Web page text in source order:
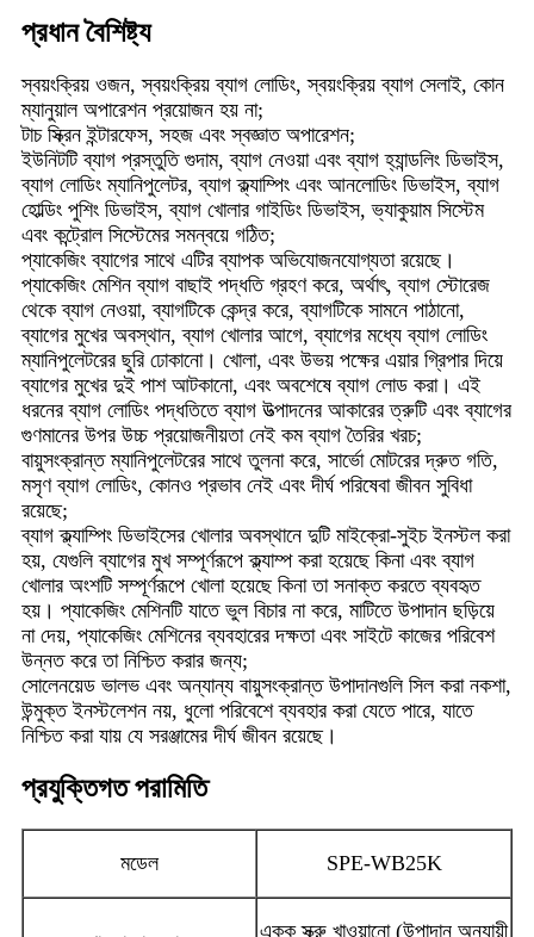
প্রধান বৈশিষ্ট্য
স্বয়ংক্রিয় ওজন, স্বয়ংক্রিয় ব্যাগ লোডিং, স্বয়ংক্রিয় ব্যাগ সেলাই, কোন
ম্যানুয়াল অপারেশন প্রয়োজন হয় না;
টাচ স্ক্রিন ইন্টারফেস, সহজ এবং স্বজ্ঞাত অপারেশন;
ইউনিটটি ব্যাগ প্রস্তুতি গুদাম, ব্যাগ নেওয়া এবং ব্যাগ হ্যান্ডলিং ডিভাইস,
ব্যাগ লোডিং ম্যানিপুলেটর, ব্যাগ ক্ল্যাম্পিং এবং আনলোডিং ডিভাইস, ব্যাগ
হোল্ডিং পুশিং ডিভাইস, ব্যাগ খোলার গাইডিং ডিভাইস, ভ্যাকুয়াম সিস্টেম
এবং কন্ট্রোল সিস্টেমের সমন্বয়ে গঠিত;
প্যাকেজিং ব্যাগের সাথে এটির ব্যাপক অভিযোজনযোগ্যতা রয়েছে।
প্যাকেজিং মেশিন ব্যাগ বাছাই পদ্ধতি গ্রহণ করে, অর্থাৎ, ব্যাগ স্টোরেজ
থেকে ব্যাগ নেওয়া, ব্যাগটিকে কেন্দ্র করে, ব্যাগটিকে সামনে পাঠানো,
ব্যাগের মুখের অবস্থান, ব্যাগ খোলার আগে, ব্যাগের মধ্যে ব্যাগ লোডিং
ম্যানিপুলেটরের ছুরি ঢোকানো। খোলা, এবং উভয় পক্ষের এয়ার গ্রিপার দিয়ে
ব্যাগের মুখের দুই পাশ আটকানো, এবং অবশেষে ব্যাগ লোড করা। এই
ধরনের ব্যাগ লোডিং পদ্ধতিতে ব্যাগ উত্পাদনের আকারের ত্রুটি এবং ব্যাগের
গুণমানের উপর উচ্চ প্রয়োজনীয়তা নেই কম ব্যাগ তৈরির খরচ;
বায়ুসংক্রান্ত ম্যানিপুলেটরের সাথে তুলনা করে, সার্ভো মোটরের দ্রুত গতি,
মসৃণ ব্যাগ লোডিং, কোনও প্রভাব নেই এবং দীর্ঘ পরিষেবা জীবন সুবিধা
রয়েছে;
ব্যাগ ক্ল্যাম্পিং ডিভাইসের খোলার অবস্থানে দুটি মাইক্রো-সুইচ ইনস্টল করা
হয়, যেগুলি ব্যাগের মুখ সম্পূর্ণরূপে ক্ল্যাম্প করা হয়েছে কিনা এবং ব্যাগ
খোলার অংশটি সম্পূর্ণরূপে খোলা হয়েছে কিনা তা সনাক্ত করতে ব্যবহৃত
হয়। প্যাকেজিং মেশিনটি যাতে ভুল বিচার না করে, মাটিতে উপাদান ছড়িয়ে
না দেয়, প্যাকেজিং মেশিনের ব্যবহারের দক্ষতা এবং সাইটে কাজের পরিবেশ
উন্নত করে তা নিশ্চিত করার জন্য;
সোলেনয়েড ভালভ এবং অন্যান্য বায়ুসংক্রান্ত উপাদানগুলি সিল করা নকশা,
উন্মুক্ত ইনস্টলেশন নয়, ধুলো পরিবেশে ব্যবহার করা যেতে পারে, যাতে
নিশ্চিত করা যায় যে সরঞ্জামের দীর্ঘ জীবন রয়েছে।
প্রযুক্তিগত পরামিতি
মডেল SPE-WB25K
একক স্ক্রু খাওয়ানো (উপাদান অনুযায়ী